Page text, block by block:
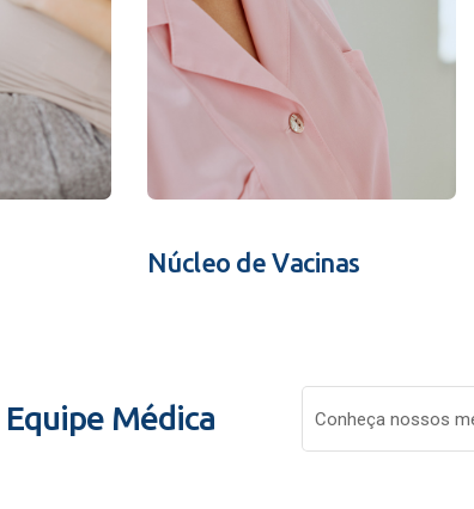
Núcleo de Vacinas
Equipe Médica Conheça nossos